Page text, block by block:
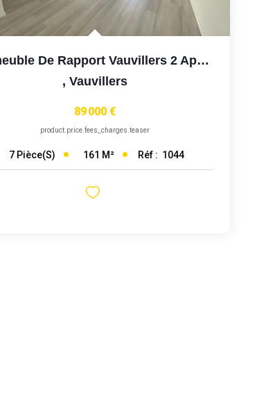
Immeuble De Rapport Vauvillers 2 Appartements Un F3 Et F4...
, Vauvillers
89 000 €
product.price.fees_charges.teaser
7 Pièce(s) 161 M² Réf : 1044